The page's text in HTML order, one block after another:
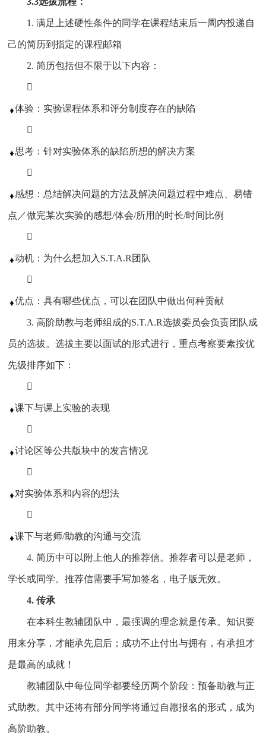
1. 满足上述硬性条件的同学在课程结束后一周内投递自
己的简历到指定的课程邮箱
2. 简历包括但不限于以下内容：

体验：实验课程体系和评分制度存在的缺陷

思考：针对实验体系的缺陷所想的解决方案

感想：总结解决问题的方法及解决问题过程中难点、易错
点／做完某次实验的感想/体会/所用的时长/时间比例

动机：为什么想加入S.T.A.R团队

优点：具有哪些优点，可以在团队中做出何种贡献
3. 高阶助教与老师组成的S.T.A.R选拔委员会负责团队成
员的选拔。选拔主要以面试的形式进行，重点考察要素按优
先级排序如下：

课下与课上实验的表现

讨论区等公共版块中的发言情况

对实验体系和内容的想法

课下与老师/助教的沟通与交流
4. 简历中可以附上他人的推荐信。推荐者可以是老师，
学长或同学。推荐信需要手写加签名，电子版无效。
4. 传承
在本科生教辅团队中，最强调的理念就是传承。知识要
用来分享，才能承先启后；成功不止付出与拥有，有承担才
是最高的成就！
教辅团队中每位同学都要经历两个阶段：预备助教与正
式助教。其中还将有部分同学将通过自愿报名的形式，成为
高阶助教。